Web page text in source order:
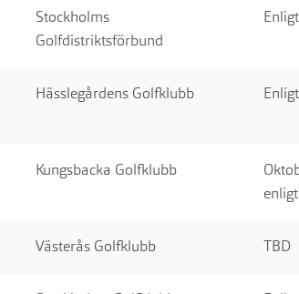
Stockholms
Golfdistriktsförbund
Hässlegårdens Golfklubb
Kungsbacka Golfklubb
Västerås Golfklubb TBD